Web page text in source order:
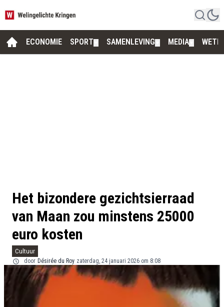
ECONOMIE SPORT SAMENLEVING MEDIA
Het bizondere gezichtsierraad
van Maan zou minstens 25000
euro kosten
Cultuur
door Désirée du Roy zaterdag, 24 januari 2026 om 8:08